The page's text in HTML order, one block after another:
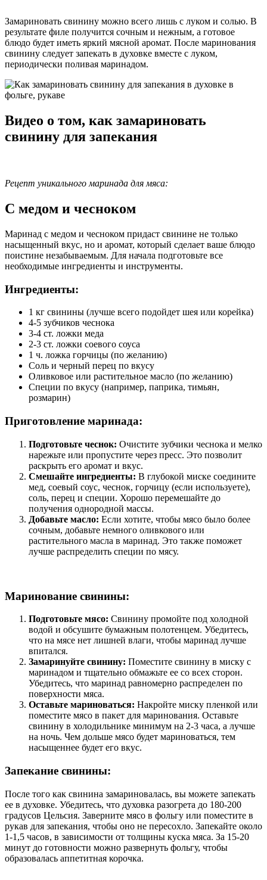
Замариновать свинину можно всего лишь с луком и солью. В
результате филе получится сочным и нежным, а готовое
блюдо будет иметь яркий мясной аромат. После маринования
свинину следует запекать в духовке вместе с луком,
периодически поливая маринадом.
Видео о том, как замариновать
свинину для запекания
Рецепт уникального маринада для мяса:
С медом и чесноком
Маринад с медом и чесноком придаст свинине не только
насыщенный вкус, но и аромат, который сделает ваше блюдо
поистине незабываемым. Для начала подготовьте все
необходимые ингредиенты и инструменты.
Ингредиенты:
1 кг свинины (лучше всего подойдет шея или корейка)
4-5 зубчиков чеснока
3-4 ст. ложки меда
2-3 ст. ложки соевого соуса
1 ч. ложка горчицы (по желанию)
Соль и черный перец по вкусу
Оливковое или растительное масло (по желанию)
Специи по вкусу (например, паприка, тимьян,
розмарин)
Приготовление маринада:
Подготовьте чеснок: Очистите зубчики чеснока и мелко
нарежьте или пропустите через пресс. Это позволит
раскрыть его аромат и вкус.
Смешайте ингредиенты: В глубокой миске соедините
мед, соевый соус, чеснок, горчицу (если используете),
соль, перец и специи. Хорошо перемешайте до
получения однородной массы.
Добавьте масло: Если хотите, чтобы мясо было более
сочным, добавьте немного оливкового или
растительного масла в маринад. Это также поможет
лучше распределить специи по мясу.
Маринование свинины:
Подготовьте мясо: Свинину промойте под холодной
водой и обсушите бумажным полотенцем. Убедитесь,
что на мясе нет лишней влаги, чтобы маринад лучше
впитался.
Замаринуйте свинину: Поместите свинину в миску с
маринадом и тщательно обмажьте ее со всех сторон.
Убедитесь, что маринад равномерно распределен по
поверхности мяса.
Оставьте мариноваться: Накройте миску пленкой или
поместите мясо в пакет для маринования. Оставьте
свинину в холодильнике минимум на 2-3 часа, а лучше
на ночь. Чем дольше мясо будет мариноваться, тем
насыщеннее будет его вкус.
Запекание свинины:
После того как свинина замариновалась, вы можете запекать
ее в духовке. Убедитесь, что духовка разогрета до 180-200
градусов Цельсия. Заверните мясо в фольгу или поместите в
рукав для запекания, чтобы оно не пересохло. Запекайте около
1-1,5 часов, в зависимости от толщины куска мяса. За 15-20
минут до готовности можно развернуть фольгу, чтобы
образовалась аппетитная корочка.